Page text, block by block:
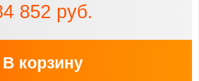
852 руб.
В корзину